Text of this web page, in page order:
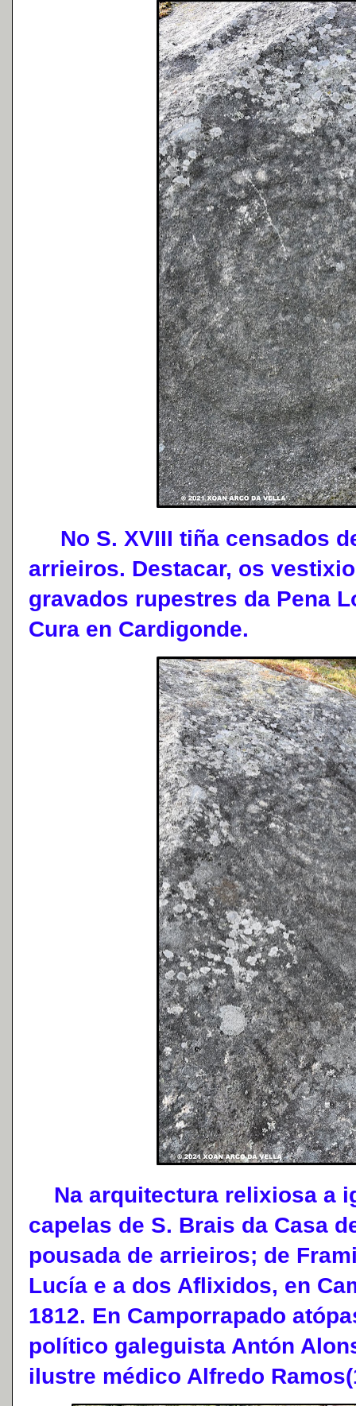
No S. XVIII tiña censados
arrieiros. Destacar, os
gravados rupestres da Pena
Cura en Cardigonde.
Na arquitectura relixiosa a
capelas de S. Brais da Casa
pousada de arrieiros; de
Lucía e a dos Aflixidos, en
1812. En Camporrapado
político galeguista Antón
ilustre médico Alfredo